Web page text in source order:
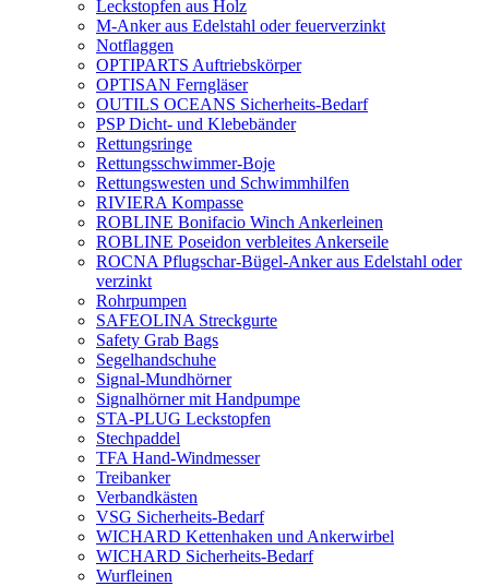
Leckstopfen aus Holz
M-Anker aus Edelstahl oder feuerverzinkt
Notflaggen
OPTIPARTS Auftriebskörper
OPTISAN Ferngläser
OUTILS OCEANS Sicherheits-Bedarf
PSP Dicht- und Klebebänder
Rettungsringe
Rettungsschwimmer-Boje
Rettungswesten und Schwimmhilfen
RIVIERA Kompasse
ROBLINE Bonifacio Winch Ankerleinen
ROBLINE Poseidon verbleites Ankerseile
ROCNA Pflugschar-Bügel-Anker aus Edelstahl oder
verzinkt
Rohrpumpen
SAFEOLINA Streckgurte
Safety Grab Bags
Segelhandschuhe
Signal-Mundhörner
Signalhörner mit Handpumpe
STA-PLUG Leckstopfen
Stechpaddel
TFA Hand-Windmesser
Treibanker
Verbandkästen
VSG Sicherheits-Bedarf
WICHARD Kettenhaken und Ankerwirbel
WICHARD Sicherheits-Bedarf
Wurfleinen